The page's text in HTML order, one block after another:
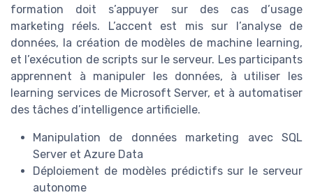
formation doit s’appuyer sur des cas d’usage
marketing réels. L’accent est mis sur l’analyse de
données, la création de modèles de machine learning,
et l’exécution de scripts sur le serveur. Les participants
apprennent à manipuler les données, à utiliser les
learning services de Microsoft Server, et à automatiser
des tâches d’intelligence artificielle.
Manipulation de données marketing avec SQL
Server et Azure Data
Déploiement de modèles prédictifs sur le serveur
autonome